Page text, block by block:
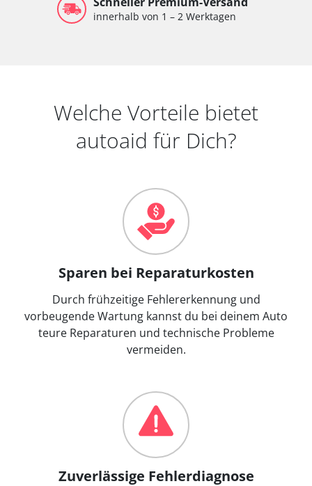
innerhalb von 1 – 2 Werktagen
Welche Vorteile bietet
autoaid für Dich?
Sparen bei Reparaturkosten
Durch frühzeitige Fehlererkennung und
vorbeugende Wartung kannst du bei deinem Auto
teure Reparaturen und technische Probleme
vermeiden.
Zuverlässige Fehlerdiagnose